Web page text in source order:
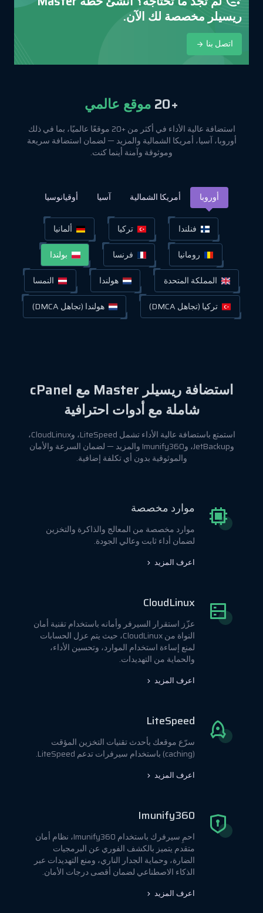
ريسيلر مخصصة لك الآن.
اتصل بنا
+20 موقع عالمي
استضافة عالية الأداء في أكثر من +20 موقعًا عالميًا، بما في ذلك
أوروبا، آسيا، أمريكا الشمالية والمزيد — لضمان استضافة سريعة
وموثوقة وآمنة أينما كنت.
أوروبا أمريكا الشمالية آسيا أوقيانوسيا
فنلندا تركيا
ألمانيا
رومانيا
فرنسا
بولندا
المملكة المتحدة
هولندا
النمسا
تركيا (تجاهل DMCA)
هولندا (تجاهل DMCA)
استضافة ريسيلر Master مع cPanel
شاملة مع أدوات احترافية
استمتع باستضافة عالية الأداء تشمل LiteSpeed، وCloudLinux،
وJetBackup، وImunify360 والمزيد — لضمان السرعة والأمان
والموثوقية بدون أي تكلفة إضافية.
موارد مخصصة
موارد مخصصة من المعالج والذاكرة والتخزين
لضمان أداء ثابت وعالي الجودة.
اعرف المزيد
CloudLinux
عزّز استقرار السيرفر وأمانه باستخدام تقنية أمان
النواة من CloudLinux، حيث يتم عزل الحسابات
لمنع إساءة استخدام الموارد، وتحسين الأداء،
والحماية من التهديدات.
اعرف المزيد
LiteSpeed
سرّع موقعك بأحدث تقنيات التخزين المؤقت
(caching) باستخدام سيرفرات تدعم LiteSpeed.
اعرف المزيد
Imunify360
احمِ سيرفرك باستخدام Imunify360، نظام أمان
متقدم يتميز بالكشف الفوري عن البرمجيات
الضارة، وحماية الجدار الناري، ومنع التهديدات عبر
الذكاء الاصطناعي لضمان أقصى درجات الأمان.
اعرف المزيد